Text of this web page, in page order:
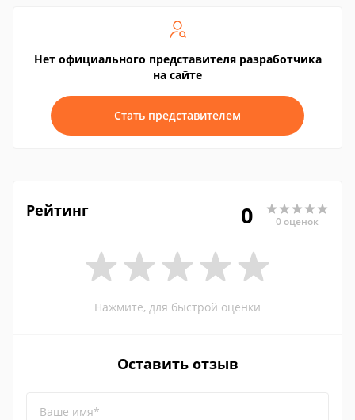
Нет официального представителя разработчика
на сайте
Стать представителем
Рейтинг 0 0 оценок
Нажмите, для быстрой оценки
Оставить отзыв
Ваше имя*